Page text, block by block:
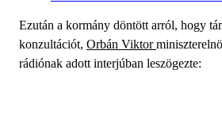
Ezután a kormány döntött arról, hogy
konzultációt, Orbán Viktor
rádiónak adott interjúban leszögezte: